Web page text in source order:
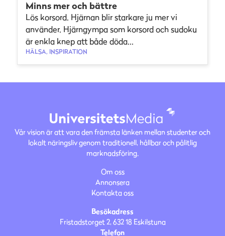
Minns mer och bättre
Lös korsord. Hjärnan blir starkare ju mer vi
använder. Hjärngympa som korsord och sudoku
är enkla knep att både döda...
HÄLSA, INSPIRATION
Vår vision är att vara den främsta länken mellan studenter och
lokalt näringsliv genom traditionell, hållbar och pålitlig
marknadsföring.
Om oss
Annonsera
Kontakta oss
Besökadress
Fristadstorget 2, 632 18 Eskilstuna
Telefon